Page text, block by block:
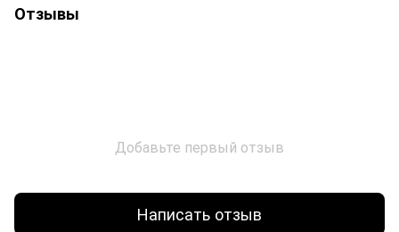
Отзывы
Добавьте первый отзыв
Написать отзыв